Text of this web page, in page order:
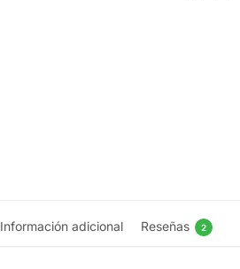
Información adicional Reseñas 2